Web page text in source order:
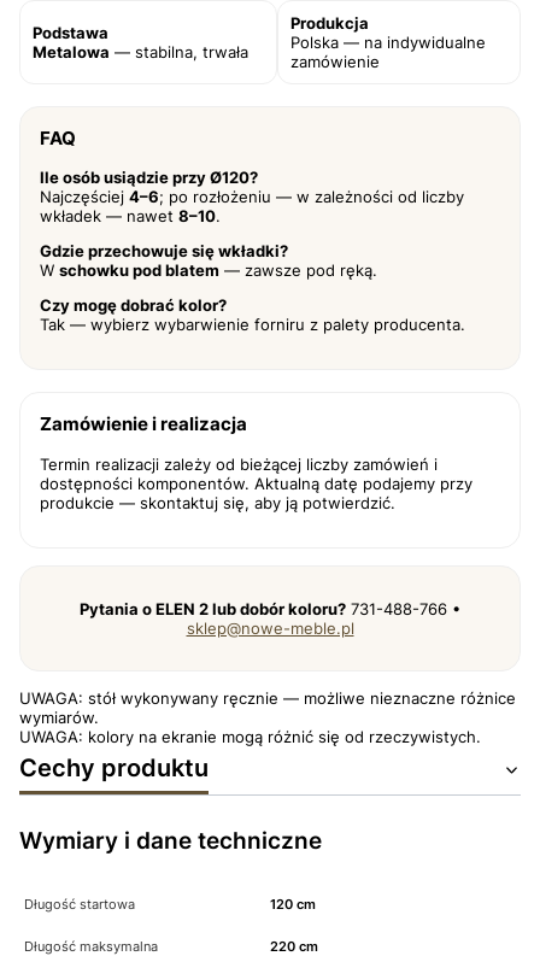
Podstawa
Metalowa — stabilna, trwała
Produkcja
Polska — na indywidualne
zamówienie
FAQ
Ile osób usiądzie przy Ø120?
Najczęściej 4–6; po rozłożeniu — w zależności od liczby
wkładek — nawet 8–10.
Gdzie przechowuje się wkładki?
W schowku pod blatem — zawsze pod ręką.
Czy mogę dobrać kolor?
Tak — wybierz wybarwienie forniru z palety producenta.
Zamówienie i realizacja
Termin realizacji zależy od bieżącej liczby zamówień i
dostępności komponentów. Aktualną datę podajemy przy
produkcie — skontaktuj się, aby ją potwierdzić.
Pytania o ELEN 2 lub dobór koloru? 731-488-766 •
sklep@nowe-meble.pl
UWAGA: stół wykonywany ręcznie — możliwe nieznaczne różnice
wymiarów.
UWAGA: kolory na ekranie mogą różnić się od rzeczywistych.
Cechy produktu
Wymiary i dane techniczne
Długość startowa 120 cm
Długość maksymalna 220 cm